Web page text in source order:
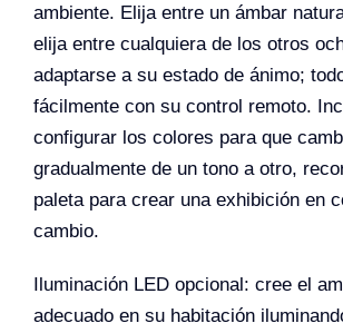
ambiente. Elija entre un ámbar
elija entre cualquiera de los otros
adaptarse a su estado de ánimo;
fácilmente con su control remoto.
configurar los colores para que
gradualmente de un tono a otro,
paleta para crear una exhibición en
cambio.
Iluminación LED opcional: cree el
adecuado en su habitación